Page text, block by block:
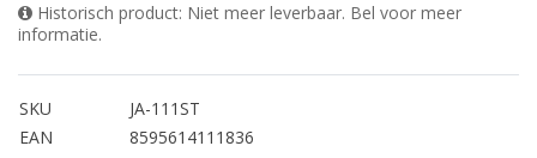
Historisch product: Niet meer leverbaar. Bel voor meer
informatie.
SKU
JA-111ST
EAN
8595614111836